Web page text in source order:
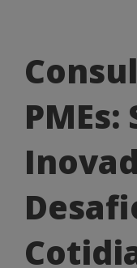
para
PMEs:
Soluções
para
Desafios